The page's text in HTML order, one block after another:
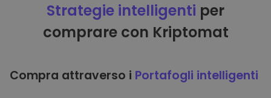
Strategie intelligenti per
comprare con Kriptomat
Compra attraverso i Portafogli intelligenti